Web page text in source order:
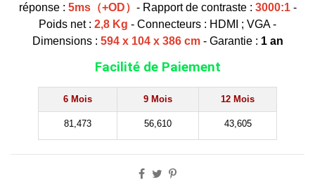
réponse: 5ms（+OD） - Rapport de contraste : 3000:1-
Poids net : 2,8 Kg - Connecteurs : HDMI ; VGA -
Dimensions : 594 x 104 x 386 cm- Garantie : 1 an
Facilité de Paiement
6 Mois 9 Mois 12 Mois
81,473 56,610 43,605